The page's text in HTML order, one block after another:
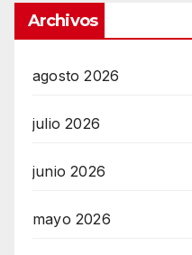
Archivos
agosto 2026
julio 2026
junio 2026
mayo 2026